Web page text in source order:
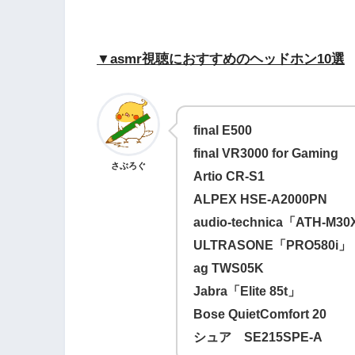
▼asmr視聴におすすめのヘッドホン10選
さぶろぐ
final E500
final VR3000 for Gaming
Artio CR-S1
ALPEX HSE-A2000PN
audio-technica「ATH-
ULTRASONE「PRO580i」
ag TWS05K
Jabra「Elite 85t」
Bose QuietComfort 20
シュア SE215SPE-A